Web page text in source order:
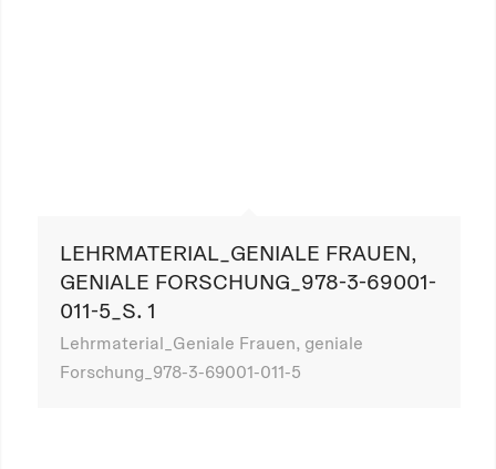
LEHRMATERIAL_GENIALE FRAUEN,
GENIALE FORSCHUNG_978-3-69001-
011-5_S. 1
Lehrmaterial_Geniale Frauen, geniale
Forschung_978-3-69001-011-5